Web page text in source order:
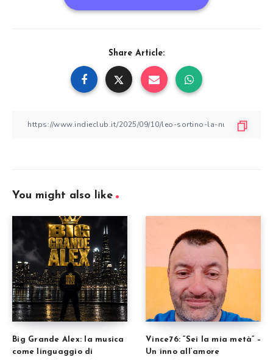
Share Article:
You might also like
Big Grande Alex: la musica
come linguaggio di
Vince76: “Sei la mia metà” –
Un inno all’amore